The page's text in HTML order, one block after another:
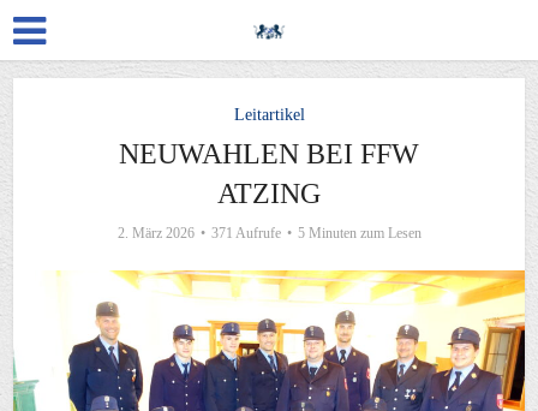
Leitartikel
NEUWAHLEN BEI FFW
ATZING
2. März 2026 371 Aufrufe 5 Minuten zum Lesen